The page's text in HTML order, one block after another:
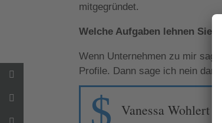
mitgegründet.
Welche Aufgaben lehnen Sie
Wenn Unternehmen zu mir
Profile. Dann sage ich nein
$ Vanessa Wohlert